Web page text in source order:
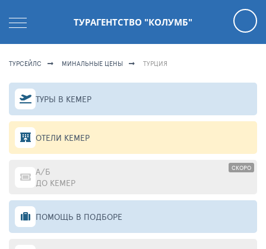
ТУРАГЕНТСТВО "КОЛУМБ"
ТУРСЕЙЛС МИНАЛЬНЫЕ ЦЕНЫ ТУРЦИЯ
ТУРЫ В КЕМЕР
ОТЕЛИ КЕМЕР
СКОРО
А/Б
ДО КЕМЕР
ПОМОЩЬ В ПОДБОРЕ